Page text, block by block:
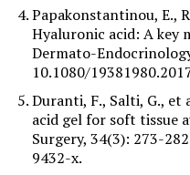
Papakonstantinou, E.,
Hyaluronic acid: A key
Dermato-
10.1080/
Duranti, F., Salti, G., et
acid gel for soft tissue
Surgery, 34(3): 273-
9432-x.